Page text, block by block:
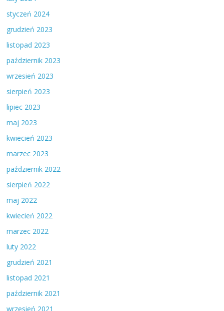
styczeń 2024
grudzień 2023
listopad 2023
październik 2023
wrzesień 2023
sierpień 2023
lipiec 2023
maj 2023
kwiecień 2023
marzec 2023
październik 2022
sierpień 2022
maj 2022
kwiecień 2022
marzec 2022
luty 2022
grudzień 2021
listopad 2021
październik 2021
wrzesień 2021